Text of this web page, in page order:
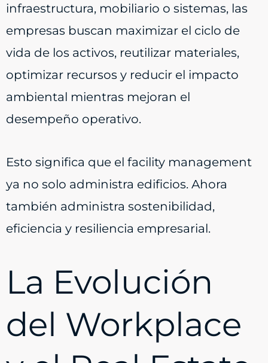
infraestructura, mobiliario o sistemas, las
empresas buscan maximizar el ciclo de
vida de los activos, reutilizar materiales,
optimizar recursos y reducir el impacto
ambiental mientras mejoran el
desempeño operativo.
Esto significa que el facility management
ya no solo administra edificios. Ahora
también administra sostenibilidad,
eficiencia y resiliencia empresarial.
La Evolución
del Workplace